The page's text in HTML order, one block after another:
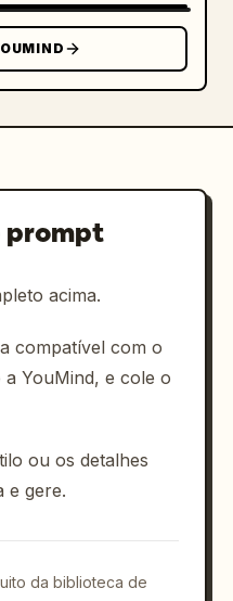
prompt
acima.
compatível com o
YouMind, e cole o
ou os detalhes
e gere.
da biblioteca de